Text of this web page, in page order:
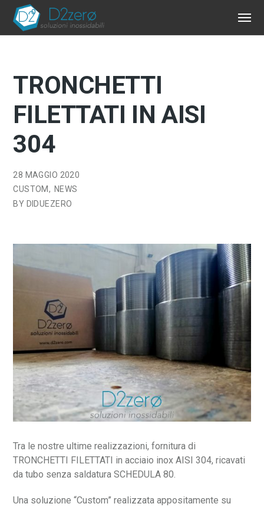
TRONCHETTI
FILETTATI IN AISI
304
28 MAGGIO 2020
CUSTOM
NEWS
BY DIDUEZERO
Tra le nostre ultime realizzazioni, fornitura di
TRONCHETTI FILETTATI in acciaio inox AISI 304, ricavati
da tubo senza saldatura SCHEDULA 80.
Una soluzione “Custom” realizzata appositamente su